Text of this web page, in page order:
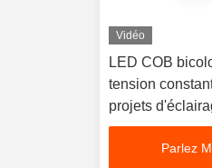
Vidéo
LED COB
tension
projets
Parlez